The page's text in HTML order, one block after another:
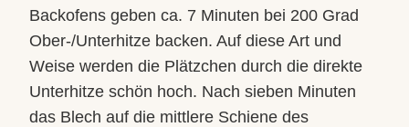
Backofens geben ca. 7 Minuten bei 200 Grad
Ober-/Unterhitze backen. Auf diese Art und
Weise werden die Plätzchen durch die direkte
Unterhitze schön hoch. Nach sieben Minuten
das Blech auf die mittlere Schiene des